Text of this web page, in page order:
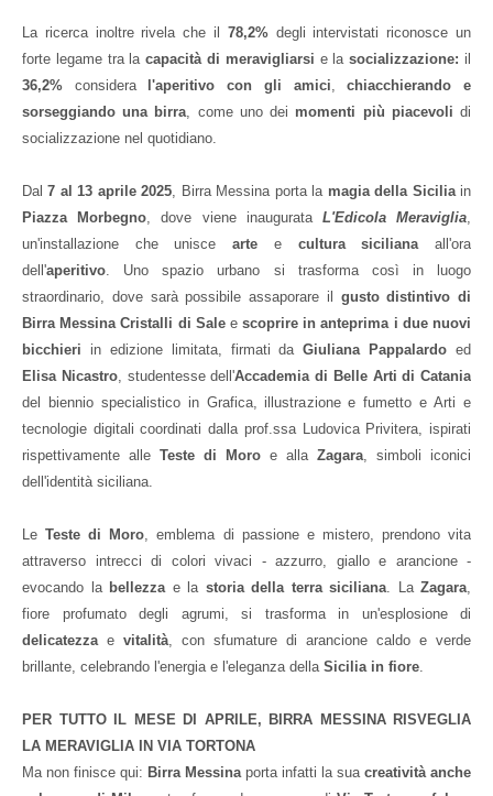
La ricerca inoltre rivela che il 78,2%degli intervistati riconosce un
forte legame tra lacapacità di meravigliarsi e lasocializzazione: il
36,2% considera l'aperitivo con gli amici,chiacchierando e
sorseggiando una birra, come uno dei momenti più piacevolidi
socializzazione nel quotidiano.
Dal7 al 13 aprile 2025, Birra Messina porta la magia della Siciliain
Piazza Morbegno, dove viene inaugurata L'Edicola Meraviglia,
un'installazione che uniscearte e cultura sicilianaall'ora
dell'aperitivo. Uno spazio urbano si trasforma così in luogo
straordinario, dove sarà possibile assaporare il gusto distintivo di
Birra Messina Cristalli di Sale escoprire in anteprima i due nuovi
bicchieri in edizione limitata, firmati daGiuliana Pappalardo ed
Elisa Nicastro, studentesse dell'Accademia di Belle Arti di Catania
del biennio specialistico in Grafica, illustrazione e fumetto e Arti e
tecnologie digitali coordinati dalla prof.ssa Ludovica Privitera, ispirati
rispettivamente alle Teste di Moro e alla Zagara, simboli iconici
dell'identità siciliana.
LeTeste di Moro, emblema di passione e mistero, prendono vita
attraverso intrecci di colori vivaci - azzurro, giallo e arancione -
evocando la bellezzae la storia della terra siciliana. La Zagara,
fiore profumato degli agrumi, si trasforma in un'esplosione di
delicatezzae vitalità, con sfumature di arancione caldo e verde
brillante, celebrando l'energia e l'eleganza della Sicilia in fiore.
PER TUTTO IL MESE DI APRILE, BIRRA MESSINA RISVEGLIA
LA MERAVIGLIA IN VIA TORTONA
Ma non finisce qui: Birra Messina porta infatti la suacreatività anche